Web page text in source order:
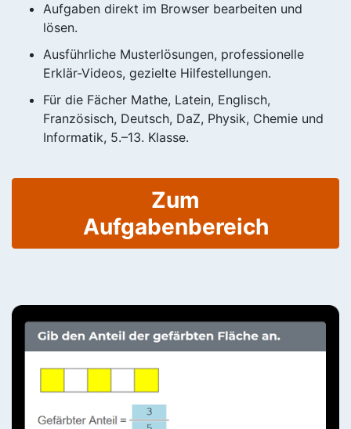
Aufgaben direkt im Browser bearbeiten und
lösen.
Ausführliche Musterlösungen, professionelle
Erklär-Videos, gezielte Hilfestellungen.
Für die Fächer Mathe, Latein, Englisch,
Französisch, Deutsch, DaZ, Physik, Chemie und
Informatik, 5.–13. Klasse.
Zum
Aufgabenbereich